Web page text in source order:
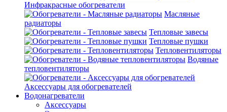
Инфракрасные обогреватели
Масляные
радиаторы
Тепловые завесы
Тепловые пушки
Тепловентиляторы
Водяные
тепловентиляторы
Аксессуары для обогревателей
Водонагреватели
Аксессуары